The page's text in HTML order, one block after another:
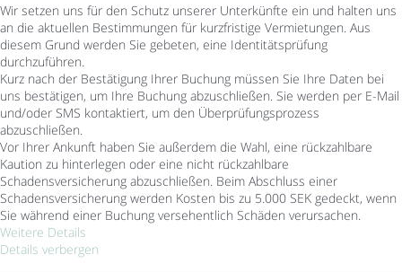
Wir setzen uns für den Schutz unserer Unterkünfte ein und halten uns
an die aktuellen Bestimmungen für kurzfristige Vermietungen. Aus
diesem Grund werden Sie gebeten, eine Identitätsprüfung
durchzuführen.
Kurz nach der Bestätigung Ihrer Buchung müssen Sie Ihre Daten bei
uns bestätigen, um Ihre Buchung abzuschließen. Sie werden per E-Mail
und/oder SMS kontaktiert, um den Überprüfungsprozess
abzuschließen.
Vor Ihrer Ankunft haben Sie außerdem die Wahl, eine rückzahlbare
Kaution zu hinterlegen oder eine nicht rückzahlbare
Schadensversicherung abzuschließen. Beim Abschluss einer
Schadensversicherung werden Kosten bis zu 5.000 SEK gedeckt, wenn
Sie während einer Buchung versehentlich Schäden verursachen.
Weitere Details
Details verbergen